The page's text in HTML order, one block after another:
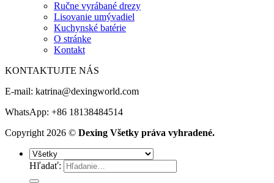
Ručne vyrábané drezy
Lisovanie umývadiel
Kuchynské batérie
O stránke
Kontakt
KONTAKTUJTE NÁS
E-mail: katrina@dexingworld.com
WhatsApp: +86 18138484514
Copyright 2026 © Dexing Všetky práva vyhradené.
Hľadať: